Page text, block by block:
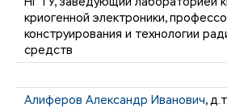
криогенной электроники,
конструирования и технологии
средств
Алиферов Александр Иванович,